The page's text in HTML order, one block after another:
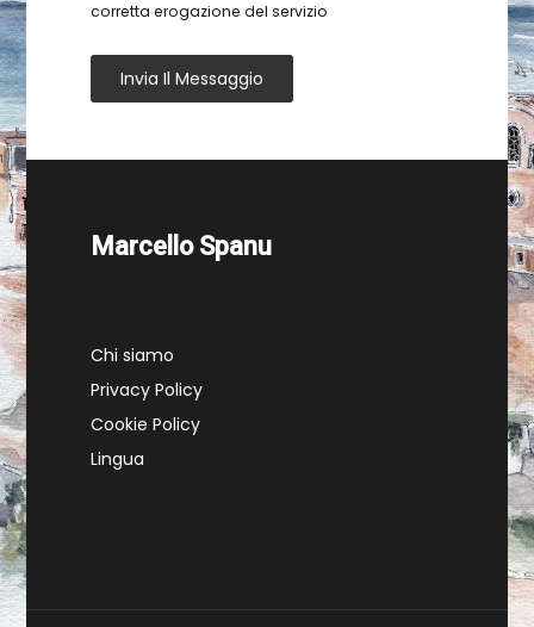
corretta erogazione del servizio
Invia Il Messaggio
Marcello Spanu
Chi siamo
Privacy Policy
Cookie Policy
Lingua